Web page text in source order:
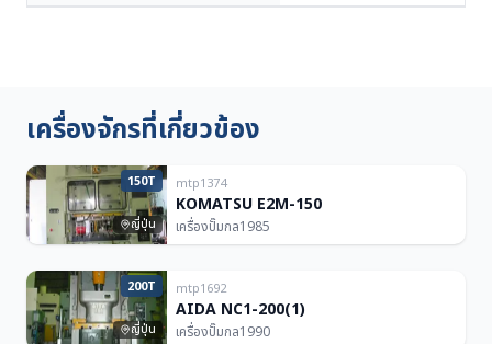
เครื่องจักรที่เกี่ยวข้อง
150T
ญี่ปุ่น
mtp1374
KOMATSU E2M-150
เครื่องปั๊มกล1985
200T
ญี่ปุ่น
mtp1692
AIDA NC1-200(1)
เครื่องปั๊มกล1990